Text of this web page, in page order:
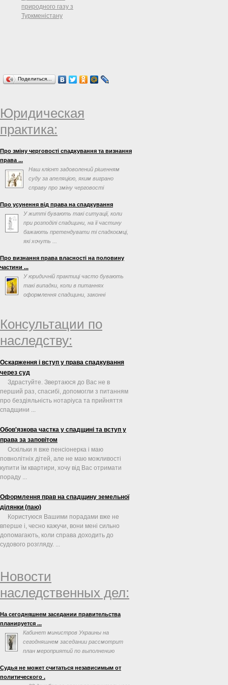
природного газу з
Туркменістану
Поделиться…
Юридическая
практика:
Про зміну черговості спадкування та визнання
права ...
Наш клієнт задоволений рішенням
суду за апеляцією, яким виграно
справу про зміну черговості
Про усунення від права на спадкування
У житті бувають такі ситуації, коли
при розподілі спадщини, на її частину
бажають претендувати ті спадкоємці,
які хочуть ...
Про визнання права власності на половину
частини ...
У юридичній практиці часто бувають
такі випадки, коли в питаннях
оформлення спадщини, законні
Консультации по
наследству:
Оскарження і вступ у права спадкування
через суд
Здрастуйте. Звертаюся до Вас не в
перший раз, спасибі, допомогли з питанням
про бездіяльність нотаріуса та прийняття
спадщини ...
Обов'язкова частка у спадщині та вступ у
права за заповітом
Оскільки я вже пенсіонерка і маю
повнолітніх дітей, але не маю можливості
купити їм квартири, хочу від Вас отримати
пораду ...
Оформлення прав на спадщину земельної
ділянки (паю)
Користуюся Вашими порадами вже не
вперше і, чесно кажучи, вони мені сильно
допомагають, коли справа доходить до
судового розгляду. ...
Новости
наследственных дел:
На сегодняшнем заседании правительства
планируется ...
Кабинет министров Украины на
сегодняшнем заседании рассмотрит
план мероприятий по выполнению
Евросоюзом. Об этом говорится в повестке дня
заседания на сайте правительства.
Судья не может считаться независимым от
политического .